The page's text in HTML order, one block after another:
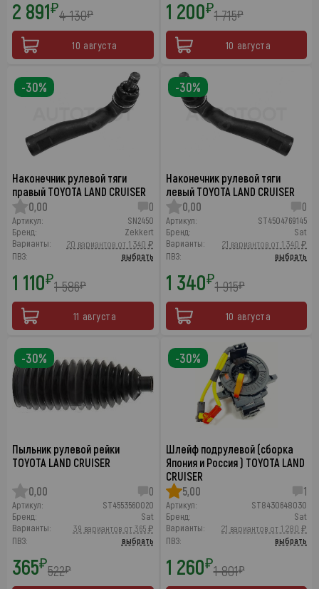
2 891₽4 130₽
10 августа
1 200₽1 715₽
10 августа
Наконечник рулевой тяги
правый TOYOTA LAND CRUISER
0,00
0
Артикул:
SN2450
Бренд:
Zekkert
Варианты:
20 вариантов от 1 340 ₽
ПВЗ:
выбрать
1 110₽1 586₽
11 августа
-30%
Наконечник рулевой тяги
левый TOYOTA LAND CRUISER
0,00
0
Артикул:
ST4504769145
Бренд:
Sat
Варианты:
21 вариантов от 1 340 ₽
ПВЗ:
выбрать
1 340₽1 915₽
10 августа
-30%
Пыльник рулевой рейки
TOYOTA LAND CRUISER
0,00 0
Артикул:
ST4553560020
Бренд:
Sat
Варианты:
39 вариантов от 365 ₽
ПВЗ:
выбрать
365₽522₽
-30%
Шлейф подрулевой (сборка
Япония и Россия ) TOYOTA LAND
CRUISER
5,00
1
Артикул:
ST8430648030
Бренд:
Sat
Варианты:
21 вариантов от 1 280 ₽
ПВЗ:
выбрать
1 260₽1 801₽
-30%